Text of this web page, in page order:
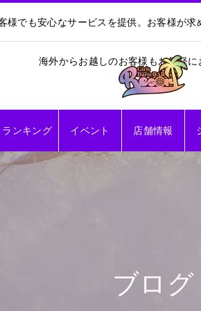
でも安心なサービスを提供。お客様が
海外からお越しのお客様もお気軽に
ランキング イベント 店舗情報
ブログ